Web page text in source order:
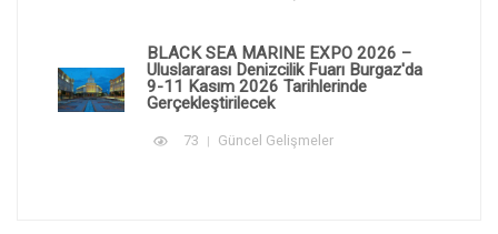
BLACK SEA MARINE EXPO 2026 –
Uluslararası Denizcilik Fuarı Burgaz'da
9-11 Kasım 2026 Tarihlerinde
Gerçekleştirilecek
73 Güncel Gelişmeler